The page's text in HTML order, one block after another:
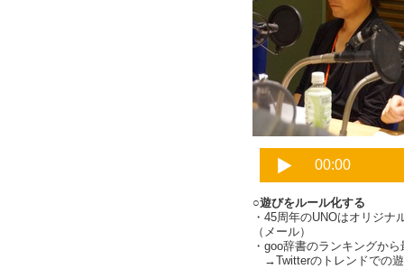
○遊びをルール化する
・45周年のUNOはオリジ
（メール）
・goo辞書のランキングか
→Twitterのトレンドでの遊